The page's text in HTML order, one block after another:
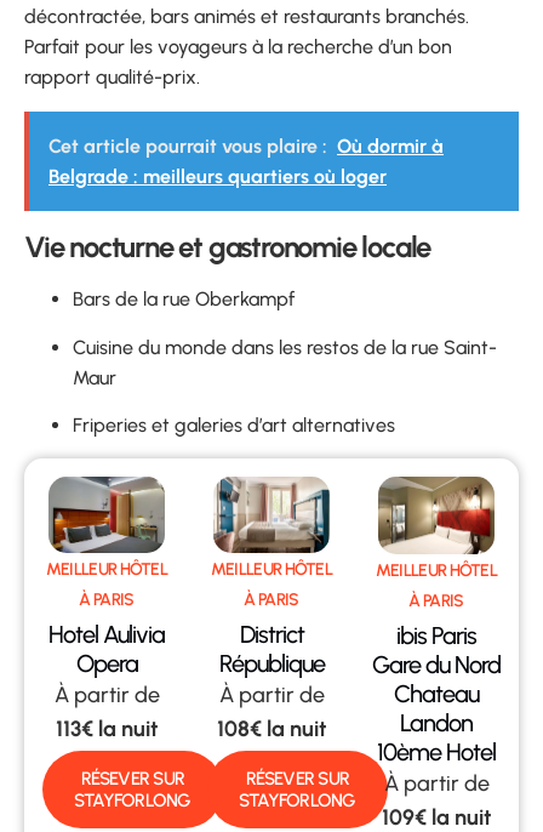
décontractée, bars animés et restaurants branchés.
Parfait pour les voyageurs à la recherche d’un bon
rapport qualité-prix.
Cet article pourrait vous plaire : Où dormir à
Belgrade : meilleurs quartiers où loger
Vie nocturne et gastronomie locale
Bars de la rue Oberkampf
Cuisine du monde dans les restos de la rue Saint-
Maur
Friperies et galeries d’art alternatives
MEILLEUR HÔTEL
À PARIS
Hotel Aulivia
Opera
À partir de
113€ la nuit
RÉSEVER SUR
STAYFORLONG
MEILLEUR HÔTEL
À PARIS
District
République
À partir de
108€ la nuit
RÉSEVER SUR
STAYFORLONG
MEILLEUR HÔTEL
À PARIS
ibis Paris
Gare du Nord
Chateau
Landon
10ème Hotel
À partir de
109€ la nuit